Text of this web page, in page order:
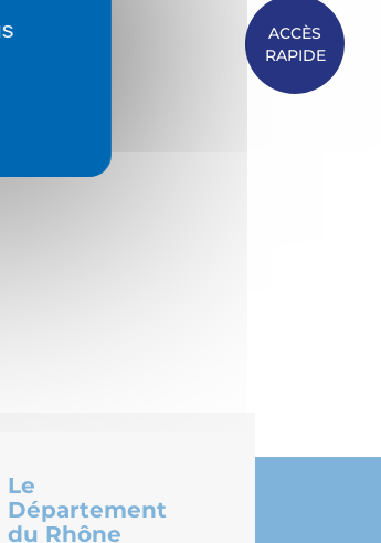
ACCÈS
RAPIDE
Le
Département
du Rhône